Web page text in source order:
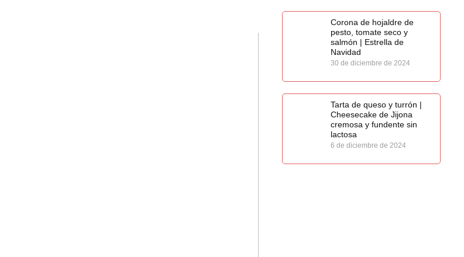
Corona de hojaldre de
pesto, tomate seco y
salmón | Estrella de
Navidad
30 de diciembre de 2024
Tarta de queso y turrón |
Cheesecake de Jijona
cremosa y fundente sin
lactosa
6 de diciembre de 2024